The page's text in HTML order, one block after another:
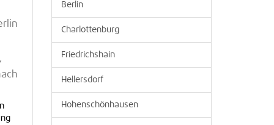
Berlin
Charlottenburg
Friedrichshain
Hellersdorf
Hohenschönhausen